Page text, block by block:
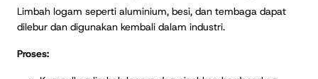
Limbah logam seperti aluminium, besi, dan tembaga dapat
dilebur dan digunakan kembali dalam industri.
Proses: